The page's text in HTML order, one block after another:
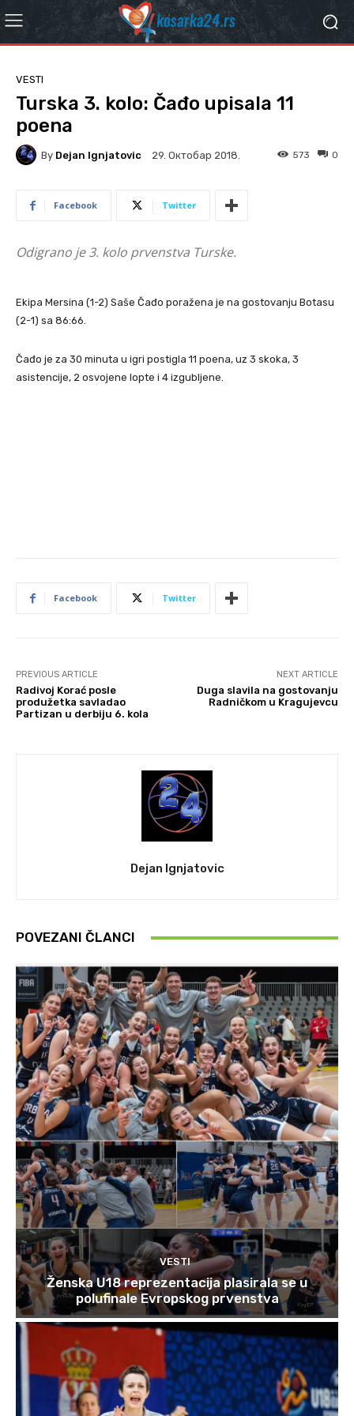
VESTI
Turska 3. kolo: Čađo upisala 11
poena
By Dejan Ignjatovic 29. Октобар 2018. 0
573
Facebook Twitter
Odigrano je 3. kolo prvenstva Turske.
Ekipa Mersina (1-2) Saše Čađo poražena je na gostovanju Botasu
(2-1) sa 86:66.
Čađo je za 30 minuta u igri postigla 11 poena, uz 3 skoka, 3
asistencije, 2 osvojene lopte i 4 izgubljene.
Facebook Twitter
PREVIOUS ARTICLE
Radivoj Korać posle
produžetka savladao
Partizan u derbiju 6. kola
NEXT ARTICLE
Duga slavila na gostovanju
Radničkom u Kragujevcu
Dejan Ignjatovic
POVEZANI ČLANCI
VESTI
Ženska U18 reprezentacija plasirala se u
polufinale Evropskog prvenstva